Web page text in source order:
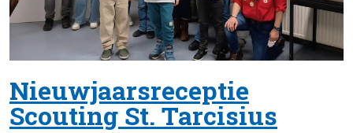
Nieuwjaarsreceptie
Scouting St. Tarcisius